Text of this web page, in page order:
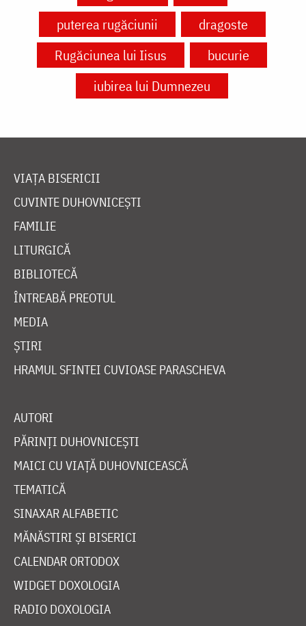
puterea rugăciunii
dragoste
Rugăciunea lui Iisus
bucurie
iubirea lui Dumnezeu
VIAȚA BISERICII
CUVINTE DUHOVNICEȘTI
FAMILIE
LITURGICĂ
BIBLIOTECĂ
ÎNTREABĂ PREOTUL
MEDIA
ȘTIRI
HRAMUL SFINTEI CUVIOASE PARASCHEVA
AUTORI
PĂRINȚI DUHOVNICEȘTI
MAICI CU VIAȚĂ DUHOVNICEASCĂ
TEMATICĂ
SINAXAR ALFABETIC
MĂNĂSTIRI ȘI BISERICI
CALENDAR ORTODOX
WIDGET DOXOLOGIA
RADIO DOXOLOGIA